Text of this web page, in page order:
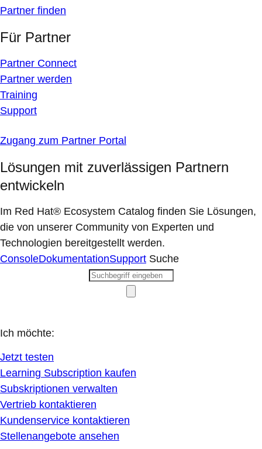
Partner finden
Für Partner
Partner Connect
Partner werden
Training
Support
Zugang zum Partner Portal
Lösungen mit zuverlässigen Partnern
entwickeln
Im Red Hat® Ecosystem Catalog finden Sie Lösungen,
die von unserer Community von Experten und
Technologien bereitgestellt werden.
ConsoleDokumentationSupport Suche
Ich möchte:
Jetzt testen
Learning Subscription kaufen
Subskriptionen verwalten
Vertrieb kontaktieren
Kundenservice kontaktieren
Stellenangebote ansehen